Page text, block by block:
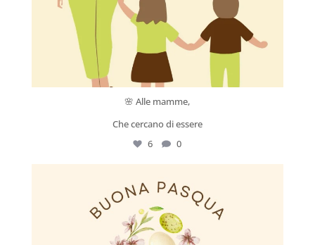
🌸 Alle mamme,
Che cercano di essere
6
0